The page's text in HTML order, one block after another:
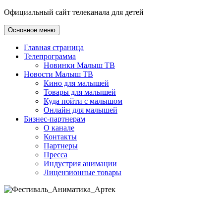
Официальный сайт телеканала для детей
Основное меню
Главная страница
Телепрограмма
Новинки Малыш ТВ
Новости Малыш ТВ
Кино для малышей
Товары для малышей
Куда пойти с малышом
Онлайн для малышей
Бизнес-партнерам
О канале
Контакты
Партнеры
Пресса
Индустрия анимации
Лицензионные товары